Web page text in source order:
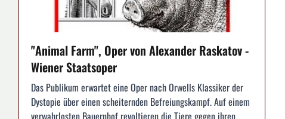
"Animal Farm", Oper von Alexander Raskatov -
Wiener Staatsoper
Das Publikum erwartet eine Oper nach Orwells Klassiker der
Dystopie über einen scheiternden Befreiungskampf. Auf einem
verwahrlosten Bauernhof revoltieren die Tiere gegen ihren